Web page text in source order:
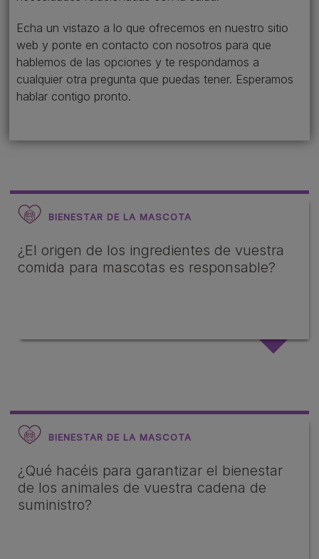
Echa un vistazo a lo que ofrecemos en nuestro sitio
web y ponte en contacto con nosotros para que
hablemos de las opciones y te respondamos a
cualquier otra pregunta que puedas tener. Esperamos
hablar contigo pronto.
BIENESTAR DE LA MASCOTA
¿El origen de los ingredientes de vuestra
comida para mascotas es responsable?
BIENESTAR DE LA MASCOTA
¿Qué hacéis para garantizar el bienestar
de los animales de vuestra cadena de
suministro?